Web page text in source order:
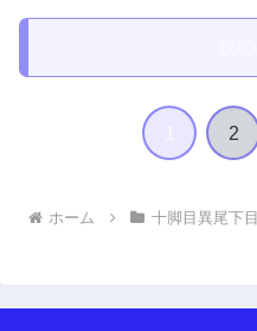
2
ホーム 十脚目異尾下目